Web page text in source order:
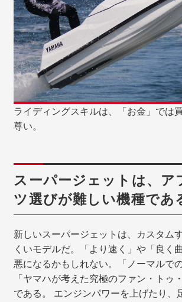
ライディングスキルは、「お金」では
尊い。
スーパージェットは、ア
ツ選びが難しい機種であ
新しいスーパージェットは、カスタム
くいモデルだ。「より速く」や「良く
悪になるかもしれない。「ノーマルで
「ヤマハが考えた究極のファン・トゥ
である。 エンジンパワーを上げたり、